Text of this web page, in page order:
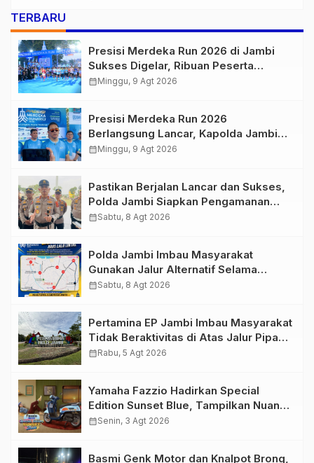
TERBARU
Presisi Merdeka Run 2026 di Jambi
Sukses Digelar, Ribuan Peserta
Ramaikan Event Nasional
calendar_monthMinggu, 9 Agt 2026
Presisi Merdeka Run 2026
Berlangsung Lancar, Kapolda Jambi
Ucapkan Terimakasih dan Apresiasi
calendar_monthMinggu, 9 Agt 2026
Pastikan Berjalan Lancar dan Sukses,
Polda Jambi Siapkan Pengamanan
Berlapis untuk 8.750 Pelari, 1.848
calendar_monthSabtu, 8 Agt 2026
Polda Jambi Imbau Masyarakat
Gunakan Jalur Alternatif Selama
Pelaksanaan Presisi Merdeka Run
calendar_monthSabtu, 8 Agt 2026
Pertamina EP Jambi Imbau Masyarakat
Tidak Beraktivitas di Atas Jalur Pipa
Migas Demi Keselamatan Bersama
calendar_monthRabu, 5 Agt 2026
Yamaha Fazzio Hadirkan Special
Edition Sunset Blue, Tampilkan Nuansa
Retro Summer yang Semakin Skena
calendar_monthSenin, 3 Agt 2026
Basmi Genk Motor dan Knalpot Brong,